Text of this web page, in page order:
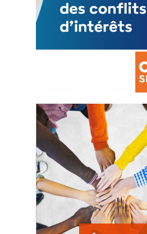
La prévention des conflits
d’intérêts
18 septembre 2023
FEUILLETER